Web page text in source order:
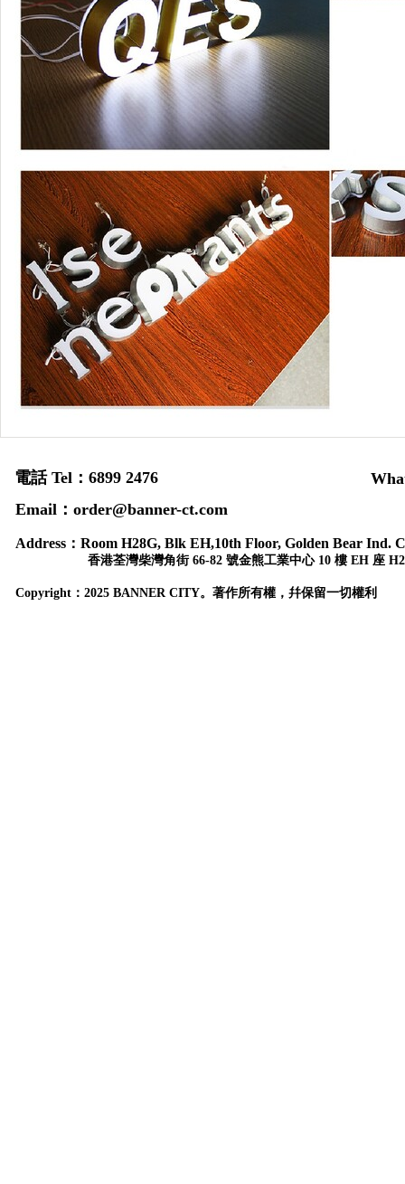
電話 Tel：6899 2476
Email：order@banner-ct.com
Address： Room H28G, Blk EH,10th Floor, Golden Bear Ind.
香港荃灣柴灣角街 66-82 號金熊工業中心 10 樓 EH 座
Copyright： 2025 BANNER CITY。著作所有權，幷保留一切權利